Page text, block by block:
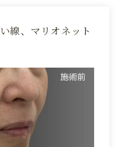
線、マリオネット